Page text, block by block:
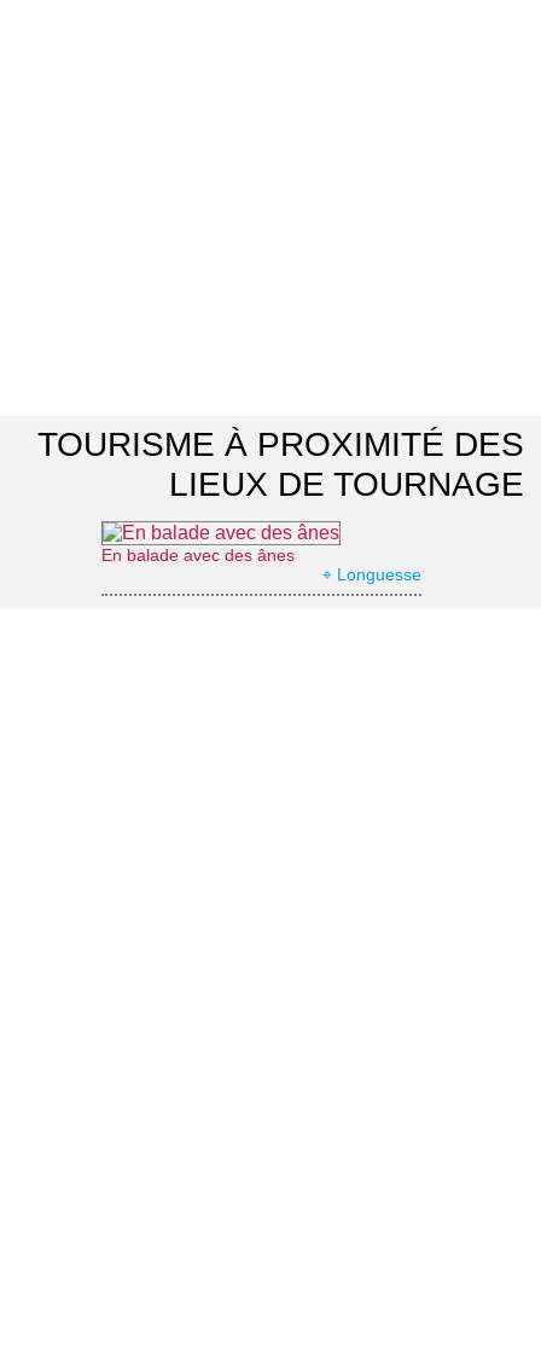
TOURISME À PROXIMITÉ DES
LIEUX DE TOURNAGE
En balade avec des ânes
⌖ Longuesse